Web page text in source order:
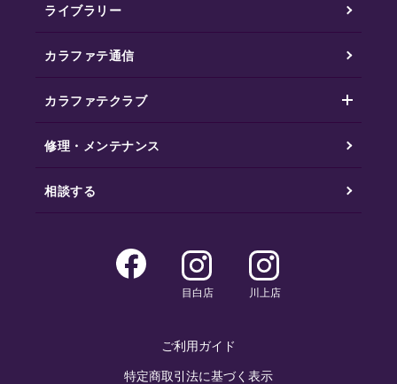
ライブラリー
カラファテ通信
カラファテクラブ
修理・メンテナンス
相談する
目白店 川上店
ご利用ガイド
特定商取引法に基づく表示